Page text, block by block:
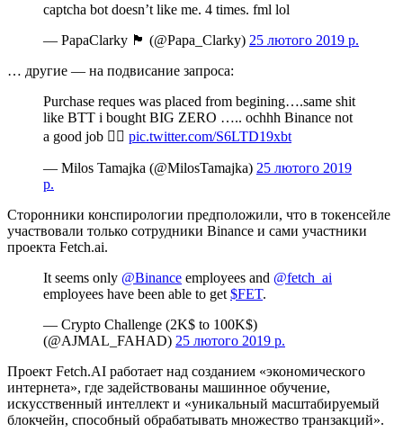
captcha bot doesn’t like me. 4 times. fml lol
— PapaClarky 🏴󠁧󠁢󠁥󠁮󠁧󠁿 (@Papa_Clarky) 25 лютого 2019 р.
… другие — на подвисание запроса:
Purchase reques was placed from begining….same shit
like BTT i bought BIG ZERO ….. ochhh Binance not
a good job 👎🏻 pic.twitter.com/S6LTD19xbt
— Milos Tamajka (@MilosTamajka) 25 лютого 2019
р.
Сторонники конспирологии предположили, что в токенсейле
участвовали только сотрудники Binance и сами участники
проекта Fetch.ai.
It seems only @Binance employees and @fetch_ai
employees have been able to get $FET.
— Crypto Challenge (2K$ to 100K$)
(@AJMAL_FAHAD) 25 лютого 2019 р.
Проект Fetch.AI работает над созданием «экономического
интернета», где задействованы машинное обучение,
искусственный интеллект и «уникальный масштабируемый
блокчейн, способный обрабатывать множество транзакций».